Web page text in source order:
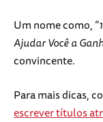
Um nome como, “
Ajudar Você a
convincente.
Para mais dicas,
escrever títulos